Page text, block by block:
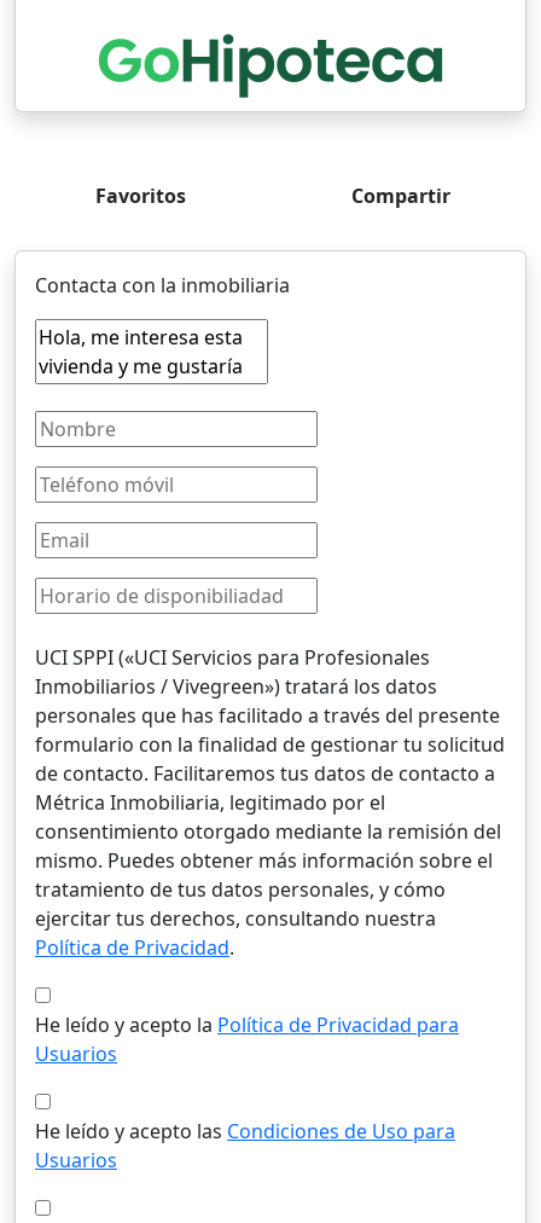
Favoritos Compartir
Contacta con la inmobiliaria
UCI SPPI («UCI Servicios para Profesionales
Inmobiliarios / Vivegreen») tratará los datos
personales que has facilitado a través del presente
formulario con la finalidad de gestionar tu solicitud
de contacto. Facilitaremos tus datos de contacto a
Métrica Inmobiliaria, legitimado por el
consentimiento otorgado mediante la remisión del
mismo. Puedes obtener más información sobre el
tratamiento de tus datos personales, y cómo
ejercitar tus derechos, consultando nuestra
Política de Privacidad.
He leído y acepto la Política de Privacidad para
Usuarios
He leído y acepto las Condiciones de Uso para
Usuarios